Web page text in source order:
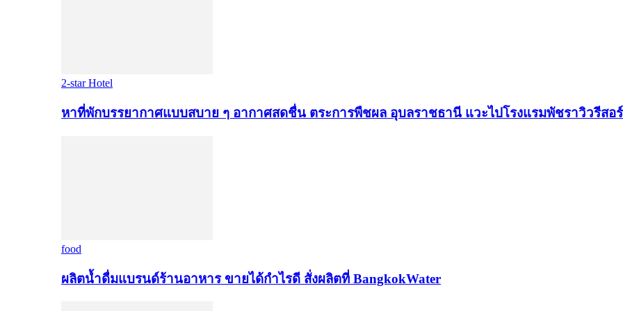
2-star Hotel
หาที่พักบรรยากาศแบบสบาย ๆ อากาศสดชื่น ตระการพืชผล อุบลราชธานี แวะไปโรงแรมพัชราวิวรีสอ
food
ผลิตน้ำดื่มแบรนด์ร้านอาหาร ขายได้กำไรดี สั่งผลิตที่ BangkokWater